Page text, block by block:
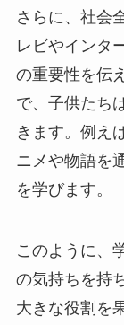
さらに、社会
レビやインタ
の重要性を伝
で、子供たち
きます。例え
ニメや物語を
を学びます。
このように、
の気持ちを持
大きな役割を